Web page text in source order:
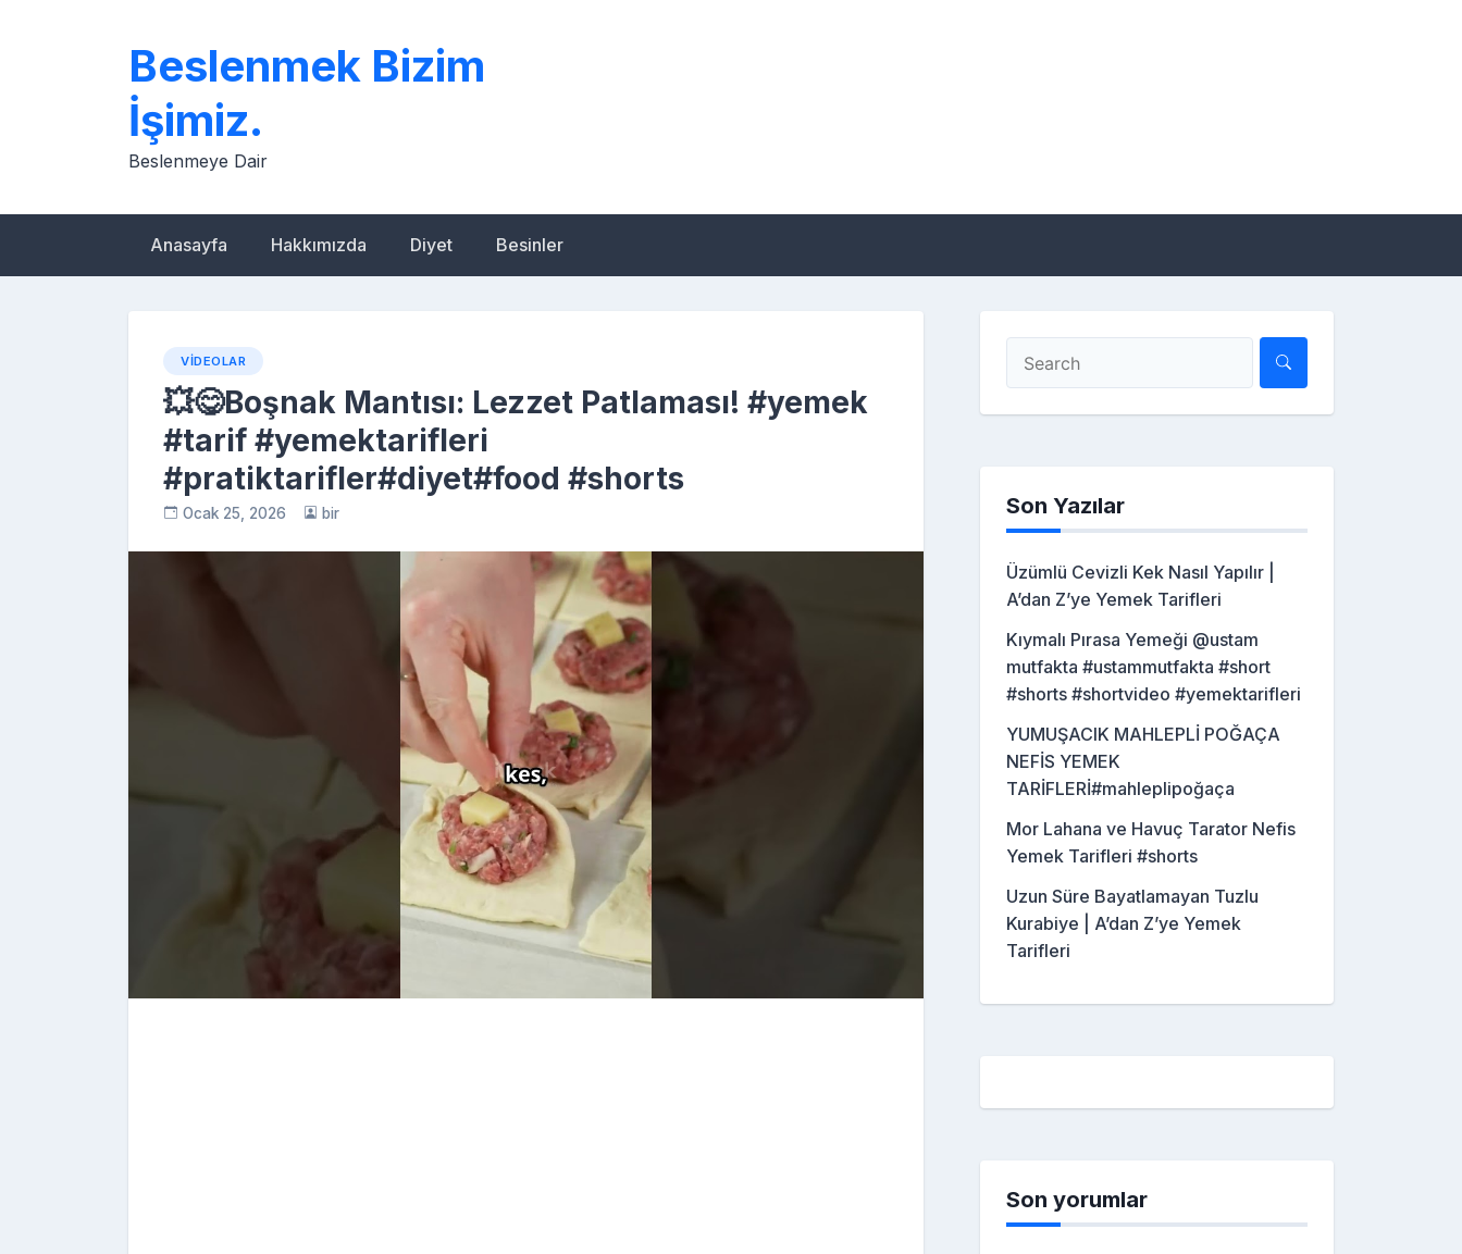
Beslenmek Bizim
İşimiz.
Beslenmeye Dair
Anasayfa Hakkımızda Diyet Besinler
VIDEOLAR
💥😋Boşnak Mantısı: Lezzet Patlaması! #yemek
#tarif #yemektarifleri
#pratiktarifler#diyet#food #shorts
Ocak 25, 2026 bir Son Yazılar
Üzümlü Cevizli Kek Nasıl Yapılır |
A’dan Z’ye Yemek Tarifleri
Kıymalı Pırasa Yemeği @ustam
mutfakta #ustammutfakta #short
#shorts #shortvideo #yemektarifleri
YUMUŞACIK MAHLEPLİ POĞAÇA
NEFİS YEMEK
TARİFLERİ#mahleplipoğaça
Mor Lahana ve Havuç Tarator Nefis
Yemek Tarifleri #shorts
Uzun Süre Bayatlamayan Tuzlu
Kurabiye | A’dan Z’ye Yemek
Tarifleri
Son yorumlar